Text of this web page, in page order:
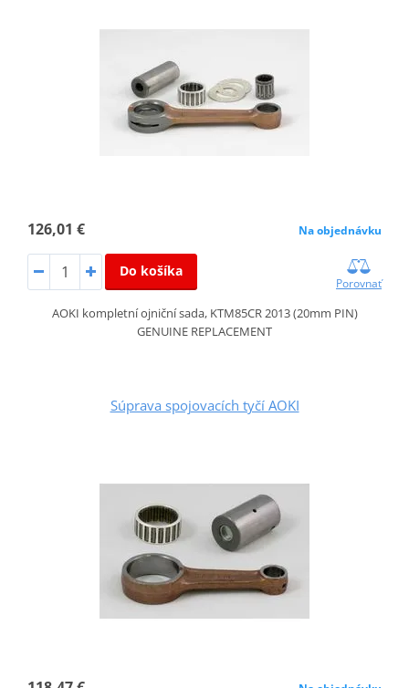
126,01 € Na objednávku
Do košíka
Porovnať
AOKI kompletní ojniční sada, KTM85CR 2013 (20mm PIN)
GENUINE REPLACEMENT
Súprava spojovacích tyčí AOKI